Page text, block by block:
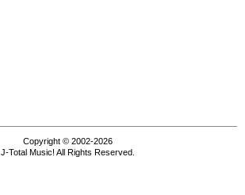
Copyright © 2002-2026
J-Total Music! All Rights Reserved.